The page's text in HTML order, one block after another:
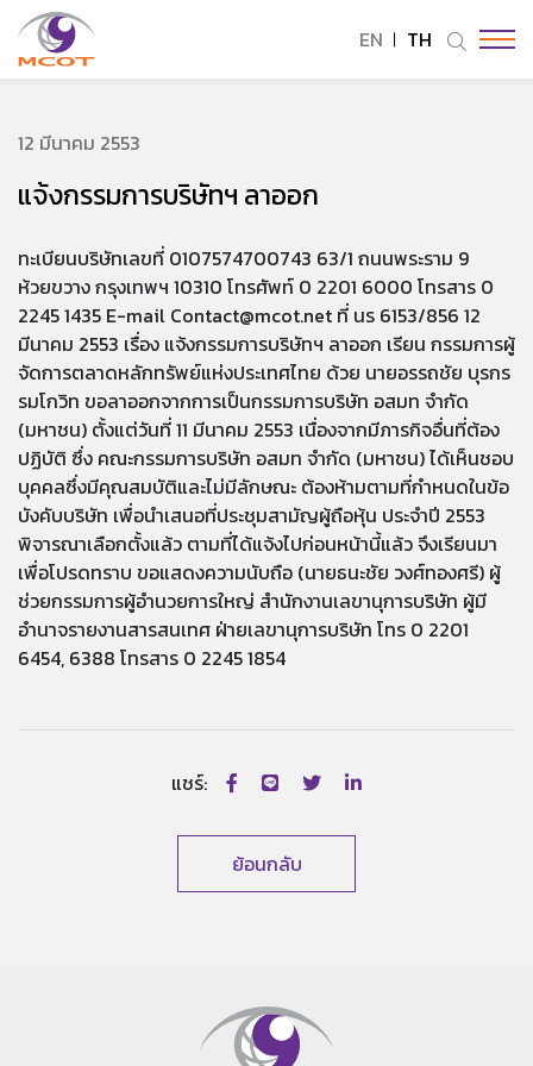
EN TH
12 มีนาคม 2553
แจ้งกรรมการบริษัทฯ ลาออก
ทะเบียนบริษัทเลขที่ 0107574700743 63/1 ถนนพระราม 9
ห้วยขวาง กรุงเทพฯ 10310 โทรศัพท์ 0 2201 6000 โทรสาร 0
2245 1435 E-mail Contact@mcot.net ที่ นร 6153/856 12
มีนาคม 2553 เรื่อง แจ้งกรรมการบริษัทฯ ลาออก เรียน กรรมการผู้
จัดการตลาดหลักทรัพย์แห่งประเทศไทย ด้วย นายอรรถชัย บุรกร
รมโกวิท ขอลาออกจากการเป็นกรรมการบริษัท อสมท จำกัด
(มหาชน) ตั้งแต่วันที่ 11 มีนาคม 2553 เนื่องจากมีภารกิจอื่นที่ต้อง
ปฏิบัติ ซึ่ง คณะกรรมการบริษัท อสมท จำกัด (มหาชน) ได้เห็นชอบ
บุคคลซึ่งมีคุณสมบัติและไม่มีลักษณะ ต้องห้ามตามที่กำหนดในข้อ
บังคับบริษัท เพื่อนำเสนอที่ประชุมสามัญผู้ถือหุ้น ประจำปี 2553
พิจารณาเลือกตั้งแล้ว ตามที่ได้แจ้งไปก่อนหน้านี้แล้ว จึงเรียนมา
เพื่อโปรดทราบ ขอแสดงความนับถือ (นายธนะชัย วงศ์ทองศรี) ผู้
ช่วยกรรมการผู้อำนวยการใหญ่ สำนักงานเลขานุการบริษัท ผู้มี
อำนาจรายงานสารสนเทศ ฝ่ายเลขานุการบริษัท โทร 0 2201
6454, 6388 โทรสาร 0 2245 1854
แชร์:
ย้อนกลับ